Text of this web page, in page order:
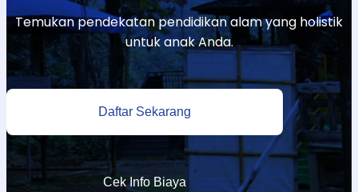
Temukan pendekatan pendidikan alam yang holistik
untuk anak Anda.
Daftar Sekarang
Cek Info Biaya